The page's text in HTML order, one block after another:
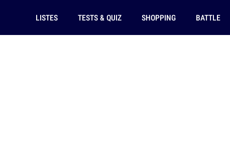
LISTES TESTS & QUIZ SHOPPING BATTLE